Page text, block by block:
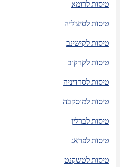
טיסות לרומא
טיסות לסיציליה
טיסות לקישינב
טיסות לקרקוב
טיסות לסרדיניה
טיסות למוסקבה
טיסות לברלין
טיסות לפראג
טיסות לטשקנט